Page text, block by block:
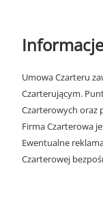
Umowa Czarteru
Czarterującym.
Czarterowych oraz
Firma Czarterowa
Ewentualne
Czarterowej